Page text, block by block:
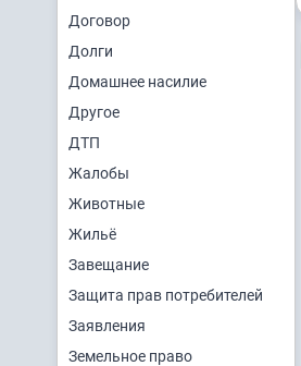
Договор
Долги
Домашнее насилие
Другое
ДТП
Жалобы
Животные
Жильё
Завещание
Защита прав потребителей
Заявления
Земельное право